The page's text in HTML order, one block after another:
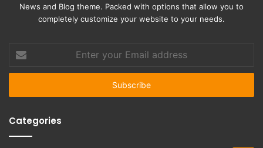
News and Blog theme. Packed with options that allow you to
completely customize your website to your needs.
your
Email
Categories